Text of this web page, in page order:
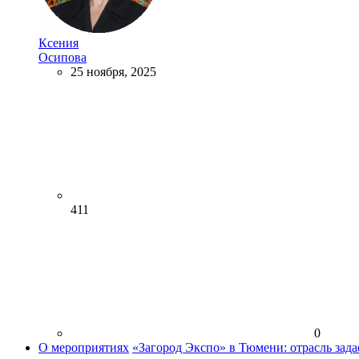
Ксения
Осипова
25 ноября, 2025
411
0
О мероприятиях «Загород Экспо» в Тюмени: отрасль